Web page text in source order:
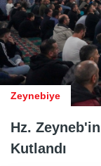
Zeynebiye
Hz.
Kutlandı